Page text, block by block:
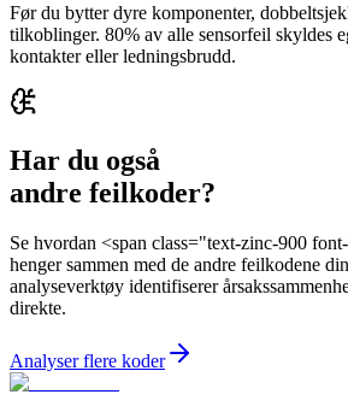
Før du bytter dyre komponenter,
tilkoblinger. 80% av alle sensorfeil skyldes
kontakter eller ledningsbrudd.
Har du også
andre feilkoder?
Se hvordan <span class="text-zinc-900
henger sammen med de andre feilkodene
analyseverktøy identifiserer
direkte.
Analyser flere koder